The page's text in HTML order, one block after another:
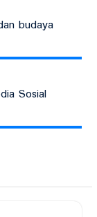
budaya
Sosial